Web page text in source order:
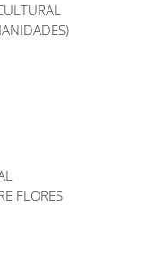
FLORES